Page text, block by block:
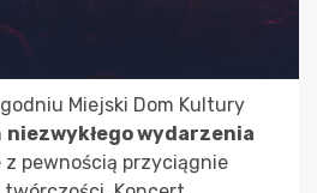
Miejski Dom Kultury
niezwykłego wydarzenia
z pewnością przyciągnie